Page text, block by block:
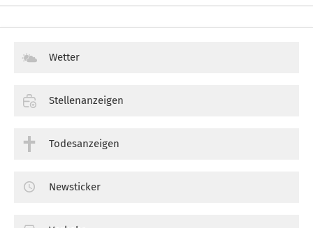
Wetter
Stellenanzeigen
Todesanzeigen
Newsticker